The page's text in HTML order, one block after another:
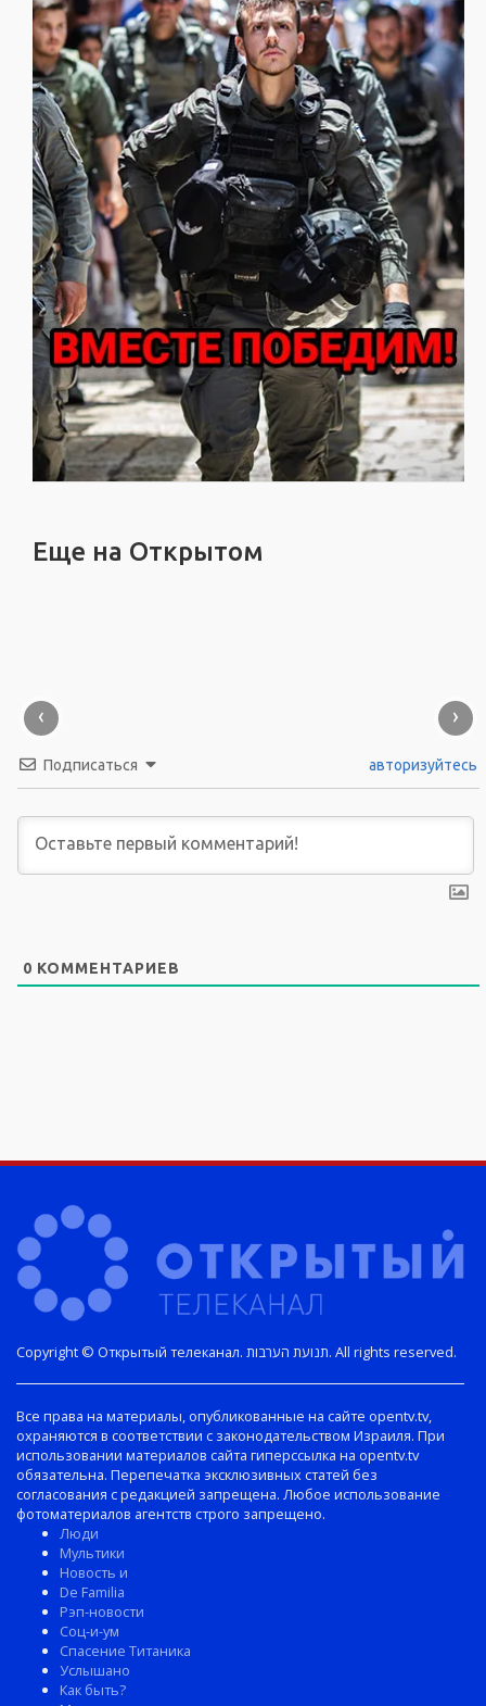
Еще на Открытом
‹ ›
Подписаться авторизуйтесь
0 КОММЕНТАРИЕВ
Copyright © Открытый телеканал. תנועת הערבות. All rights reserved.
Все права на материалы, опубликованные на сайте opentv.tv,
охраняются в соответствии с законодательством Израиля. При
использовании материалов сайта гиперссылка на opentv.tv
обязательна. Перепечатка эксклюзивных статей без
согласования с редакцией запрещена. Любое использование
фотоматериалов агентств строго запрещено.
Люди
Мультики
Новость и
De Familia
Рэп-новости
Соц-и-ум
Спасение Титаника
Услышано
Как быть?